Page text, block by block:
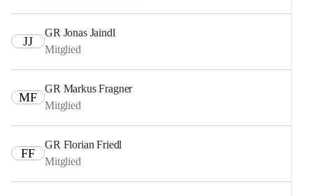
JJ
GR Jonas Jaindl
Mitglied
MF
GR Markus Fragner
Mitglied
FF
GR Florian Friedl
Mitglied